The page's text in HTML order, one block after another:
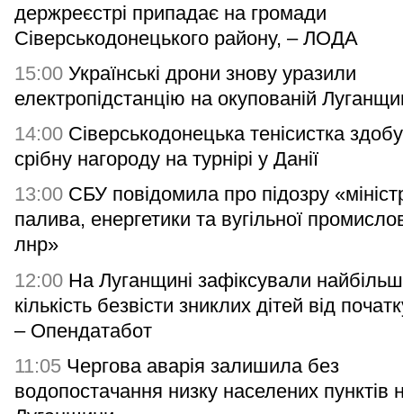
держреєстрі припадає на громади
Сіверськодонецького району, – ЛОДА
15:00 Українські дрони знову уразили
електропідстанцію на окупованій
14:00 Сіверськодонецька тенісистка
срібну нагороду на турнірі у Данії
13:00 СБУ повідомила про підозру
палива, енергетики та вугільної
лнр»
12:00 На Луганщині зафіксували
кількість безвісти зниклих дітей від
– Опендатабот
11:05 Чергова аварія залишила без
водопостачання низку населених пунктів